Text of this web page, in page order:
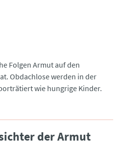
Folgen Armut auf den
Obdachlose werden in der
wie hungrige Kinder.
der Armut